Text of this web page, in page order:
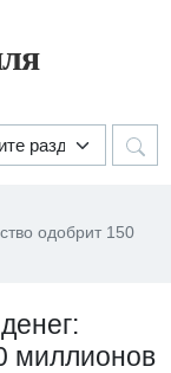
одобрит 150
миллионов